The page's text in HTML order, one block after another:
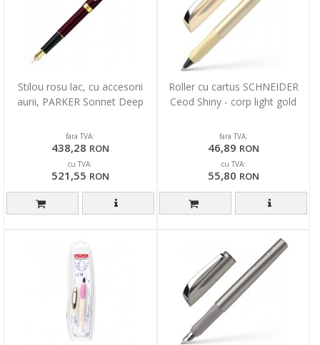
Stilou rosu lac, cu accesorii
aurii, PARKER Sonnet Deep
fara TVA:
438,28 RON
cu TVA:
521,55 RON
Roller cu cartus SCHNEIDER
Ceod Shiny - corp light gold
fara TVA:
46,89 RON
cu TVA:
55,80 RON